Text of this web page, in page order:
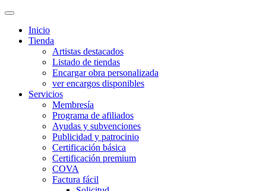
Inicio
Tienda
Artistas destacados
Listado de tiendas
Encargar obra personalizada
ver encargos disponibles
Servicios
Membresía
Programa de afiliados
Ayudas y subvenciones
Publicidad y patrocinio
Certificación básica
Certificación premium
COVA
Factura fácil